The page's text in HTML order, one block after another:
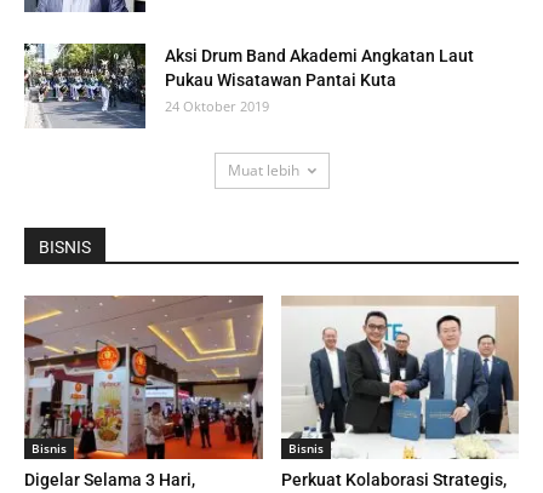
Aksi Drum Band Akademi Angkatan Laut
Pukau Wisatawan Pantai Kuta
24 Oktober 2019
Muat lebih
BISNIS
Bisnis
Digelar Selama 3 Hari,
Bisnis
Perkuat Kolaborasi Strategis,